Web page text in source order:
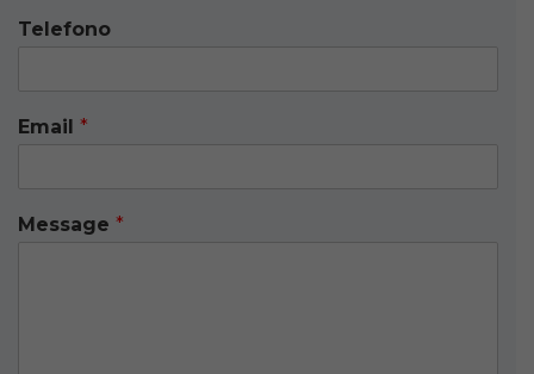
Telefono
Email *
Message *